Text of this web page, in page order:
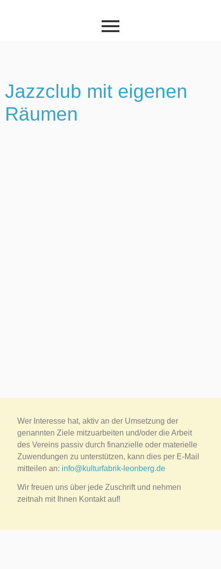
Jazzclub mit eigenen
Räumen
Wer Interesse hat, aktiv an der Umsetzung der
genannten Ziele mitzuarbeiten und/oder die Arbeit
des Vereins passiv durch finanzielle oder materielle
Zuwendungen zu unterstützen, kann dies per E-Mail
mitteilen an: info@kulturfabrik-leonberg.de
Wir freuen uns über jede Zuschrift und nehmen
zeitnah mit Ihnen Kontakt auf!